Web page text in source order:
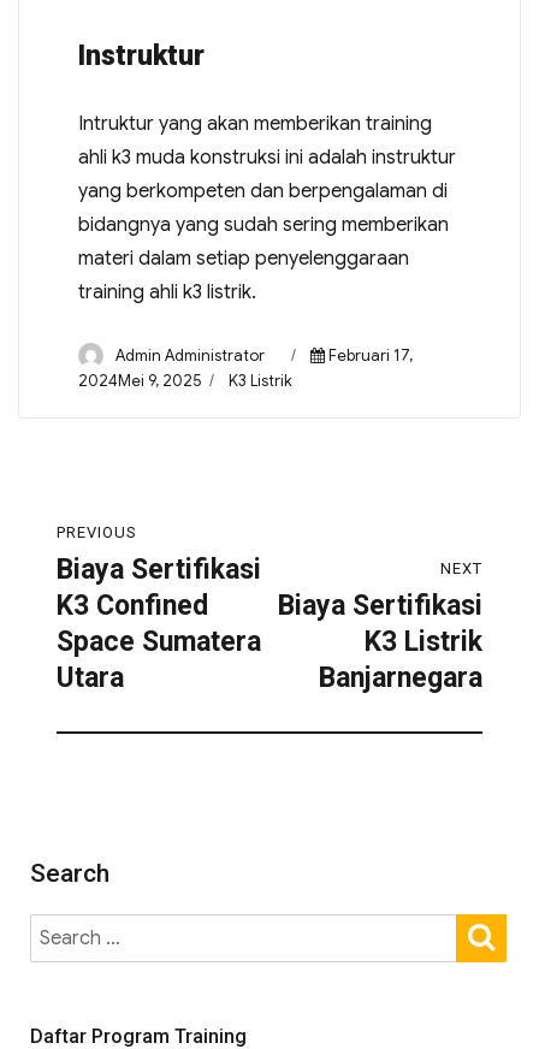
Instruktur
Intruktur yang akan memberikan training
ahli k3 muda konstruksi ini adalah instruktur
yang berkompeten dan berpengalaman di
bidangnya yang sudah sering memberikan
materi dalam setiap penyelenggaraan
training ahli k3 listrik.
Admin Administrator
Februari 17,
2024Mei 9, 2025
K3 Listrik
PREVIOUS
Biaya Sertifikasi
K3 Confined
Space Sumatera
Utara
NEXT
Biaya Sertifikasi
K3 Listrik
Banjarnegara
Search
Daftar Program Training